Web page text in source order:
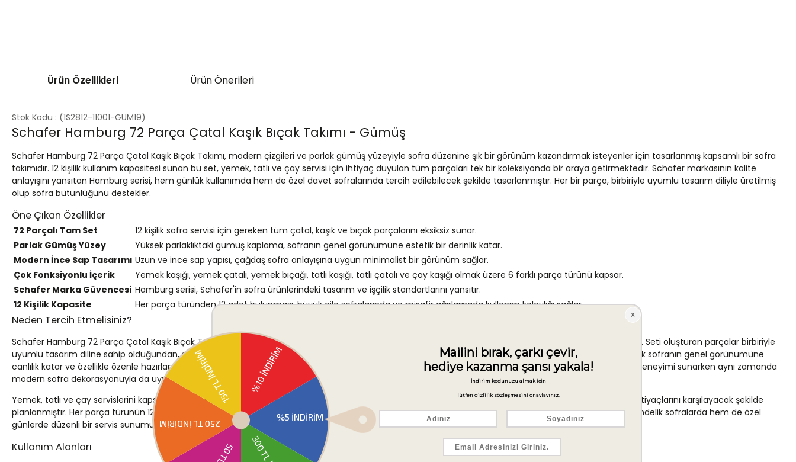
Ürün Özellikleri Ürün Önerileri
Stok Kodu (1S2812-11001-GUM19)
Schafer Hamburg 72 Parça Çatal Kaşık Bıçak Takımı - Gümüş
Schafer Hamburg 72 Parça Çatal Kaşık Bıçak Takımı, modern çizgileri ve parlak gümüş yüzeyiyle sofra düzenine şık bir görünüm kazandırmak isteyenler için tasarlanmış kapsamlı bir sofra
takımıdır. 12 kişilik kullanım kapasitesi sunan bu set, yemek, tatlı ve çay servisi için ihtiyaç duyulan tüm parçaları tek bir koleksiyonda bir araya getirmektedir. Schafer markasının kalite
anlayışını yansıtan Hamburg serisi, hem günlük kullanımda hem de özel davet sofralarında tercih edilebilecek şekilde tasarlanmıştır. Her bir parça, birbiriyle uyumlu tasarım diliyle üretilmiş
olup sofra bütünlüğünü destekler.
Öne Çıkan Özellikler
72 Parçalı Tam Set
12 kişilik sofra servisi için gereken tüm çatal, kaşık ve bıçak parçalarını eksiksiz sunar.
Parlak Gümüş Yüzey
Yüksek parlaklıktaki gümüş kaplama, sofranın genel görünümüne estetik bir derinlik katar.
Modern İnce Sap Tasarımı Uzun ve ince sap yapısı, çağdaş sofra anlayışına uygun minimalist bir görünüm sağlar.
Çok Fonksiyonlu İçerik
Yemek kaşığı, yemek çatalı, yemek bıçağı, tatlı kaşığı, tatlı çatalı ve çay kaşığı olmak üzere 6 farklı parça türünü kapsar.
Schafer Marka Güvencesi Hamburg serisi, Schafer'in sofra ürünlerindeki tasarım ve işçilik standartlarını yansıtır.
12 Kişilik Kapasite
Her parça türünden 12 adet bulunması, büyük aile sofralarında ve misafir ağırlamada kullanım kolaylığı sağlar.
Neden Tercih Etmelisiniz?
Schafer Hamburg 72 Parça Çatal Kaşık Bıçak Takımı, sofra düzenini eksiksiz ve tutarlı bir bütünlük içinde sunmak isteyenler için dikkat çekici bir seçenektir. Seti oluşturan parçalar birbiriyle
uyumlu tasarım diline sahip olduğundan, sofra görünümünde homojen ve düzenli bir estetik elde etmek mümkündür. Parlak gümüş yüzey, ışığı yansıtarak sofranın genel görünümüne
canlılık katar ve özellikle özenle hazırlanmış davet sofralarında belirgin bir görsel etki yaratır. İnce ve uzun sap yapısı, tutma sırasında dengeli bir kullanım deneyimi sunarken aynı zamanda
modern sofra dekorasyonuyla da uyum sağlar.
Yemek, tatlı ve çay servislerini kapsayan geniş içerik sayesinde ayrı ayrı parça arayışına gerek kalmaz; 72 parçalık bu set, 12 kişilik bir sofranın tüm servis ihtiyaçlarını karşılayacak şekilde
planlanmıştır. Her parça türünün 12 adet olması, büyük aile yemeklerinde ve misafir davetlerinde servis akışını kesintisiz sürdürmeye olanak tanır. Hem gündelik sofralarda hem de özel
günlerde düzenli bir servis sunumu için tercih edilebilecek kapsamlı bir çatal kaşık bıçak koleksiyonudur.
Kullanım Alanları